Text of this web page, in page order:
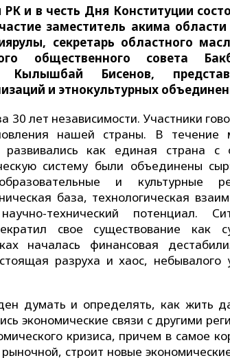
и в честь Дня Конституции
заместитель акима области
секретарь областного
общественного совета
Бисенов,
и этнокультурных
30 лет независимости. Участники
нашей страны. В течение
как единая страна с
систему были объединены
и культурные
база, технологическая
технический потенциал.
свое существование как
началась финансовая
разруха и хаос, небывалого
думать и определять, как жить
экономические связи с другими
кризиса, причем в самое
строит новые